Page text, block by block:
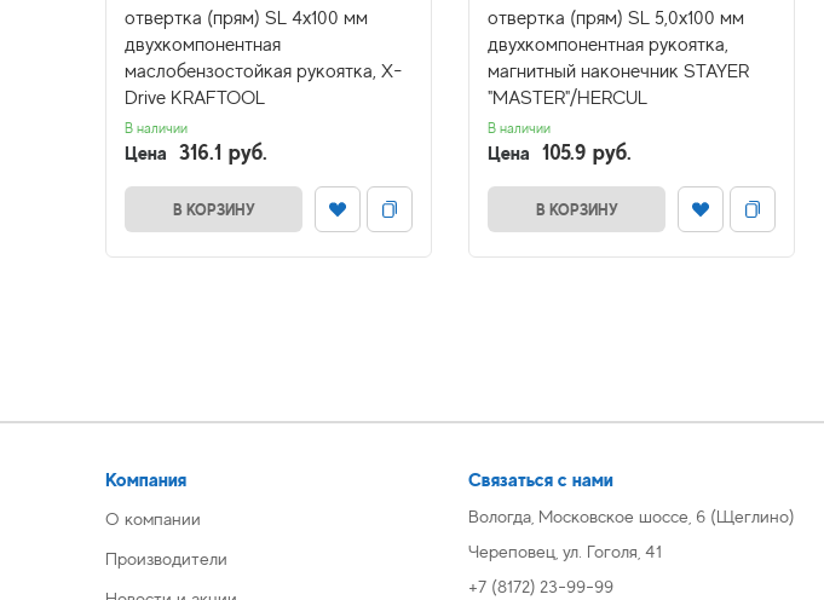
отвертка (прям) SL 4x100 мм
двухкомпонентная
маслобензостойкая рукоятка, X-
Drive KRAFTOOL
В наличии
Цена 316.1 руб.
В КОРЗИНУ
отвертка (прям) SL 5,0x100 мм
двухкомпонентная рукоятка,
магнитный наконечник STAYER
"MASTER"/HERCUL
В наличии
Цена 105.9 руб.
В КОРЗИНУ
Компания
О компании
Производители
Связаться с нами
Вологда, Московское шоссе, 6 (Щеглино)
Череповец, ул. Гоголя, 41
+7 (8172) 23-99-99